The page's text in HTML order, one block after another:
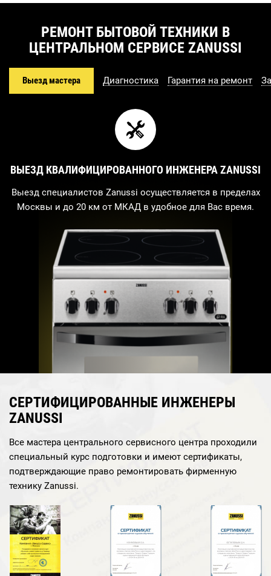
РЕМОНТ БЫТОВОЙ ТЕХНИКИ В
ЦЕНТРАЛЬНОМ СЕРВИСЕ ZANUSSI
Выезд мастера Диагностика Гарантия на ремонт
ВЫЕЗД КВАЛИФИЦИРОВАННОГО ИНЖЕНЕРА ZANUSSI
Выезд специалистов Zanussi осуществляется в пределах
Москвы и до 20 км от МКАД в удобное для Вас время.
СЕРТИФИЦИРОВАННЫЕ ИНЖЕНЕРЫ
ZANUSSI
Все мастера центрального сервисного центра проходили
специальный курс подготовки и имеют сертификаты,
подтверждающие право ремонтировать фирменную
технику Zanussi.